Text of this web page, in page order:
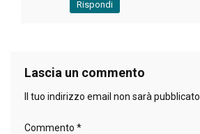
Rispondi
Lascia un commento
Il tuo indirizzo email non sarà pubblicato.
Commento *